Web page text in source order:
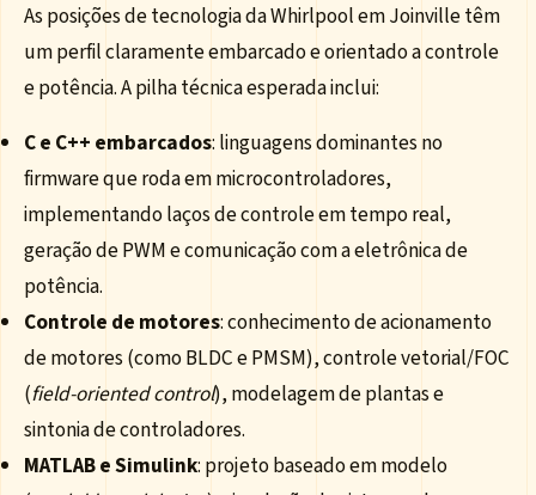
As posições de tecnologia da Whirlpool em Joinville têm
um perfil claramente embarcado e orientado a controle
e potência. A pilha técnica esperada inclui:
C e C++ embarcados: linguagens dominantes no
firmware que roda em microcontroladores,
implementando laços de controle em tempo real,
geração de PWM e comunicação com a eletrônica de
potência.
Controle de motores: conhecimento de acionamento
de motores (como BLDC e PMSM), controle vetorial/FOC
(field-oriented control), modelagem de plantas e
sintonia de controladores.
MATLAB e Simulink: projeto baseado em modelo